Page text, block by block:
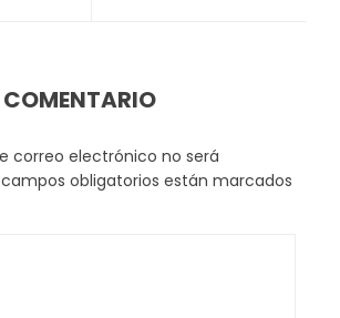
correo electrónico no será
campos obligatorios están marcados